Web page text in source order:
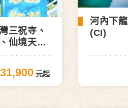
三祝寺、
仙境天門
31,900
河內下
(CI)